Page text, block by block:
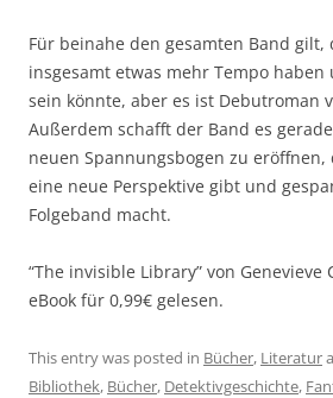
Für beinahe den gesamten Band gilt,
insgesamt etwas mehr Tempo
sein könnte, aber es ist Debutroman
Außerdem schafft der Band es
neuen Spannungsbogen zu eröffnen,
eine neue Perspektive gibt und
Folgeband macht.
“The invisible Library” von Genevieve
eBook für 0,99€ gelesen.
This entry was posted in Bücher, Literatur
Bibliothek, Bücher, Detektivgeschichte,